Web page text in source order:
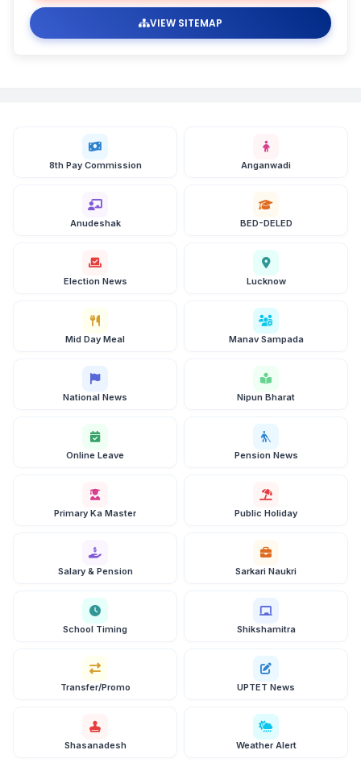
VIEW SITEMAP
8th Pay Commission Anganwadi
Anudeshak BED-DELED
Election News Lucknow
Mid Day Meal Manav Sampada
National News Nipun Bharat
Online Leave Pension News
Primary Ka Master Public Holiday
Salary & Pension Sarkari Naukri
School Timing Shikshamitra
Transfer/Promo UPTET News
Shasanadesh Weather Alert